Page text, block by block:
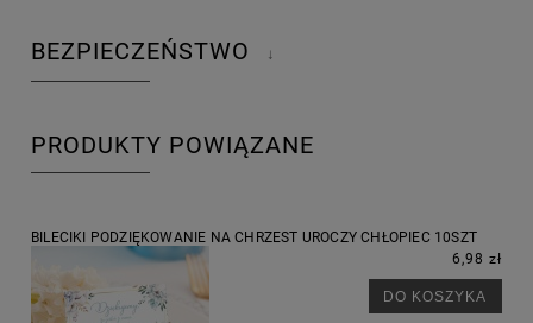
BEZPIECZEŃSTWO ↓
PRODUKTY POWIĄZANE
BILECIKI PODZIĘKOWANIE NA CHRZEST UROCZY CHŁOPIEC 10SZT
6,98 zł
DO KOSZYKA